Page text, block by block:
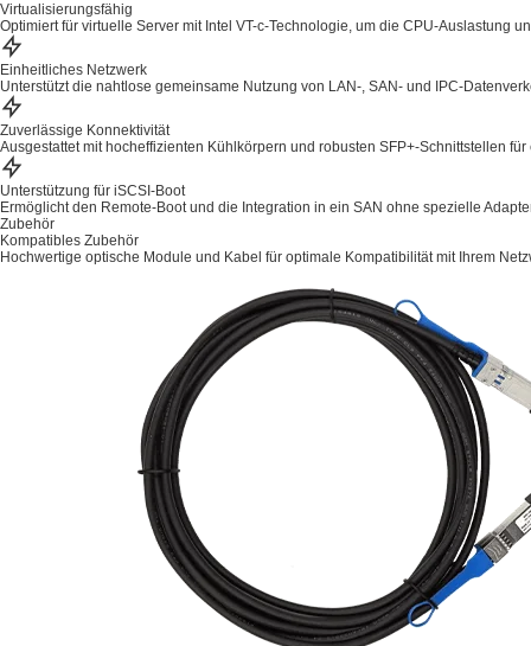
Virtualisierungsfähig
Optimiert für virtuelle Server mit Intel VT-c-Technologie, um die CPU-Auslastung
Einheitliches Netzwerk
Unterstützt die nahtlose gemeinsame Nutzung von LAN-, SAN- und IPC-
Zuverlässige Konnektivität
Ausgestattet mit hocheffizienten Kühlkörpern und robusten SFP+-Schnittstellen
Unterstützung für iSCSI-Boot
Ermöglicht den Remote-Boot und die Integration in ein SAN ohne spezielle
Zubehör
Kompatibles Zubehör
Hochwertige optische Module und Kabel für optimale Kompatibilität mit Ihrem